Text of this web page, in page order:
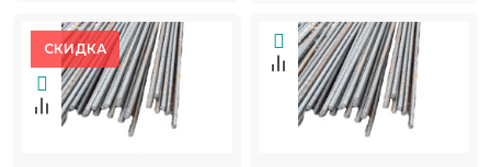
СКИДКА